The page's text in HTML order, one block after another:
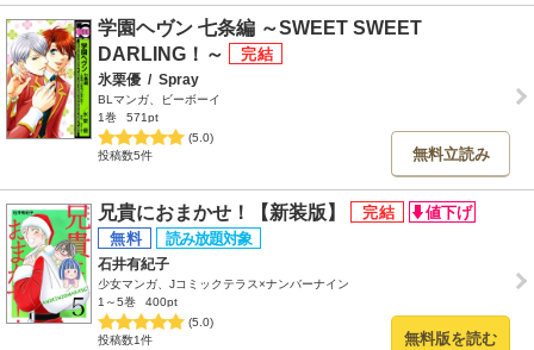
学園ヘヴン 七条編 ～SWEET SWEET
DARLING！～
氷栗優 / Spray
BLマンガ、ビーボーイ
1巻
571pt
(5.0)
投稿数5件
無料立読み
兄貴におまかせ！【新装版】
石井有紀子
少女マンガ、Jコミックテラス×ナンバーナイン
1～5巻
400pt
(5.0)
投稿数1件
無料版を読む